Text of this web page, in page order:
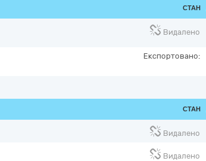
СТАН
Видалено
Експортовано:
СТАН
Видалено
Видалено